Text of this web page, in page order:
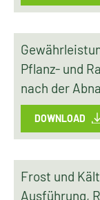
Pflanz- und
nach der
DOWNLOAD
Frost und
Ausführung,